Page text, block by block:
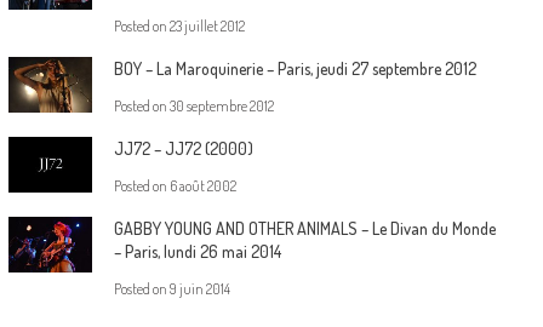
Posted on 23 juillet 2012
BOY – La Maroquinerie – Paris, jeudi 27 septembre 2012
Posted on 30 septembre 2012
JJ72 – JJ72 (2000)
Posted on 6 août 2002
GABBY YOUNG AND OTHER ANIMALS – Le Divan du Monde
– Paris, lundi 26 mai 2014
Posted on 9 juin 2014